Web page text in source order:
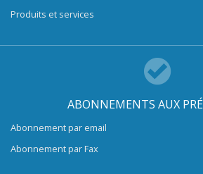
Produits et services
ABONNEMENTS AUX
Abonnement par email
Abonnement par Fax